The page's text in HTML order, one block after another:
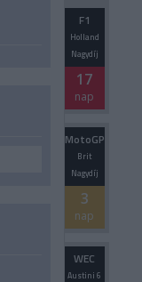
F1
Holland
Nagydíj
17
nap
MotoGP
Brit
Nagydíj
3
nap
WEC
Austini 6